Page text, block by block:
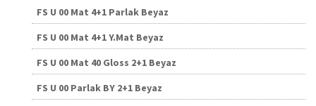
FS U 00 Mat 4+1 Parlak Beyaz
FS U 00 Mat 4+1 Y.Mat Beyaz
FS U 00 Mat 40 Gloss 2+1 Beyaz
FS U 00 Parlak BY 2+1 Beyaz